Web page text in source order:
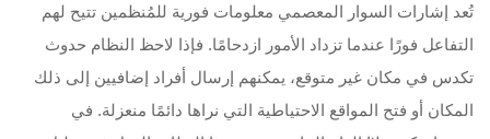
تُعد إشارات السوار المعصمي معلومات فورية للمُنظمين تتيح لهم
التفاعل فورًا عندما تزداد الأمور ازدحامًا. فإذا لاحظ النظام حدوث
تكدس في مكان غير متوقع، يمكنهم إرسال أفراد إضافيين إلى ذلك
المكان أو فتح المواقع الاحتياطية التي نراها دائمًا منعزلة. في